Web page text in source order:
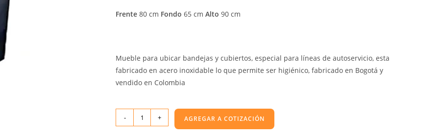
Frente 80 cm Fondo 65 cm Alto 90 cm
Mueble para ubicar bandejas y cubiertos, especial para líneas de autoservicio, esta
fabricado en acero inoxidable lo que permite ser higiénico, fabricado en Bogotá y
vendido en Colombia
- + AGREGAR A COTIZACIÓN